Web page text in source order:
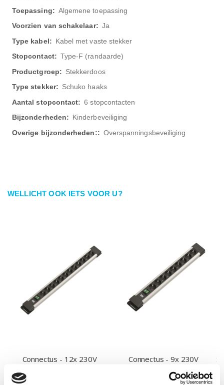
Algemene toepassing
Ja
Kabel met vaste stekker
Type-F (randaarde)
Stekkerdoos
Schuko haaks
6 stopcontacten
Kinderbeveiliging
Overspanningsbeveiliging
WELLICHT OOK IETS VOOR U?
Connectus - 12x 230V
Connectus - 9x 230V
randaarde + schakelaar